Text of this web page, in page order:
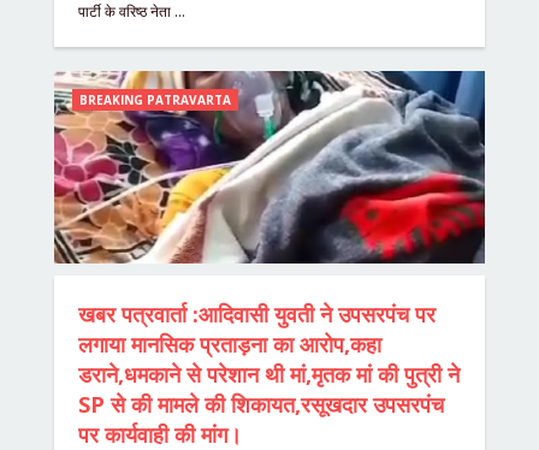
पार्टी के वरिष्ठ नेता …
BREAKING PATRAVARTA
खबर पत्रवार्ता :आदिवासी युवती ने उपसरपंच पर
लगाया मानसिक प्रताड़ना का आरोप,कहा
डराने,धमकाने से परेशान थी मां,मृतक मां की पुत्री ने
SP से की मामले की शिकायत,रसूखदार उपसरपंच
पर कार्यवाही की मांग।